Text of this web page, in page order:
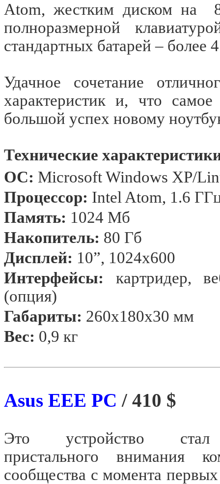
Atom, жестким диском на
полноразмерной
стандартных батарей – более
Удачное сочетание
характеристик и, что
большой успех новому
Технические
ОС: Microsoft Windows XP/
Процессор: Intel Atom, 1.6
Память: 1024 Мб
Накопитель: 80 Гб
Дисплей: 10”, 1024x600
Интерфейсы: картридер,
(опция)
Габариты: 260x180х30 мм
Вес: 0,9 кг
Asus EEE PC / 410 $
Это устройство стал
пристального внимания
сообщества с момента